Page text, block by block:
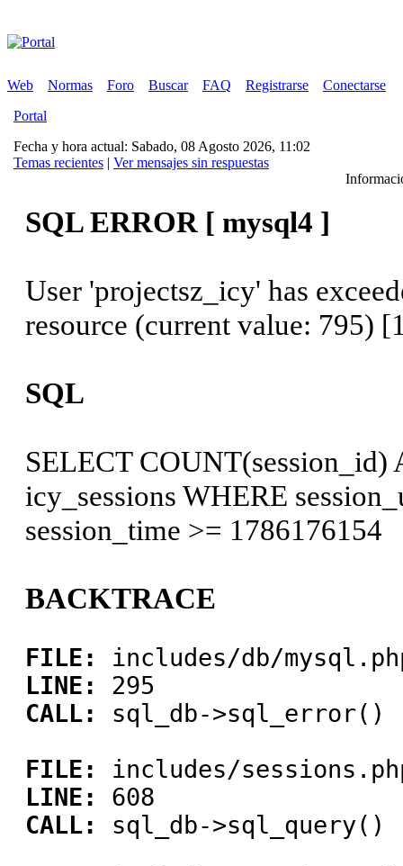
Web Normas Foro Buscar FAQ Registrarse
Conectarse
Portal
Fecha y hora actual: Sabado, 08 Agosto 2026, 11:02
Temas recientes | Ver mensajes sin respuestas
SQL ERROR [ mysql4 ]
User 'projectsz_icy' has
resource (current value: 795)
SQL
SELECT COUNT(session_id)
icy_sessions WHERE
session_time >= 1786176154
BACKTRACE
FILE:
includes/db/
LINE:
295
CALL:
sql_db->sql_error()
FILE:
includes/
LINE:
608
CALL:
sql_db->sql_query()